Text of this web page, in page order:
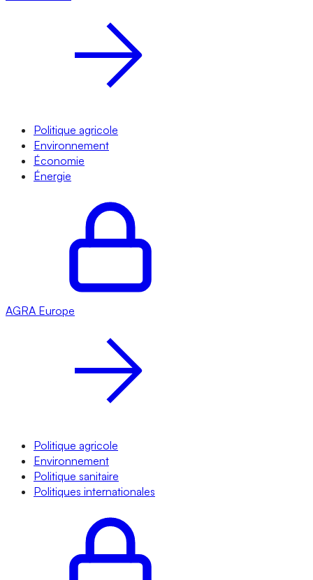
Politique agricole
Environnement
Économie
Énergie
AGRA Europe
Politique agricole
Environnement
Politique sanitaire
Politiques internationales